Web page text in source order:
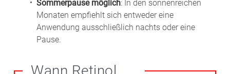
Sommerpause möglich: In den sonnenreichen
Monaten empfiehlt sich entweder eine
Anwendung ausschließlich nachts oder eine
Pause.